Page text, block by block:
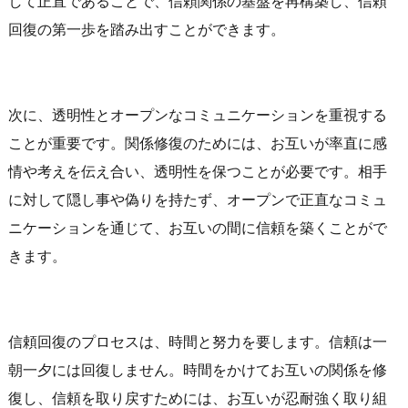
回復の第一歩を踏み出すことができます。
次に、透明性とオープンなコミュニケーションを重視する
ことが重要です。関係修復のためには、お互いが率直に感
情や考えを伝え合い、透明性を保つことが必要です。相手
に対して隠し事や偽りを持たず、オープンで正直なコミュ
ニケーションを通じて、お互いの間に信頼を築くことがで
きます。
信頼回復のプロセスは、時間と努力を要します。信頼は一
朝一夕には回復しません。時間をかけてお互いの関係を修
復し、信頼を取り戻すためには、お互いが忍耐強く取り組